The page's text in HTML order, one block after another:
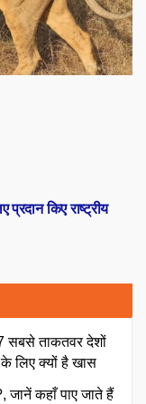
प्रदान किए राष्ट्रीय
सबसे ताकतवर देशों
लिए क्यों है खास
जानें कहाँ पाए जाते हैं